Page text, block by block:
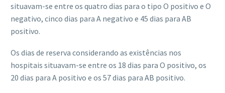
situavam-se entre os quatro dias para o tipo O positivo e O
negativo, cinco dias para A negativo e 45 dias para AB
positivo.
Os dias de reserva considerando as existências nos
hospitais situavam-se entre os 18 dias para O positivo, os
20 dias para A positivo e os 57 dias para AB positivo.